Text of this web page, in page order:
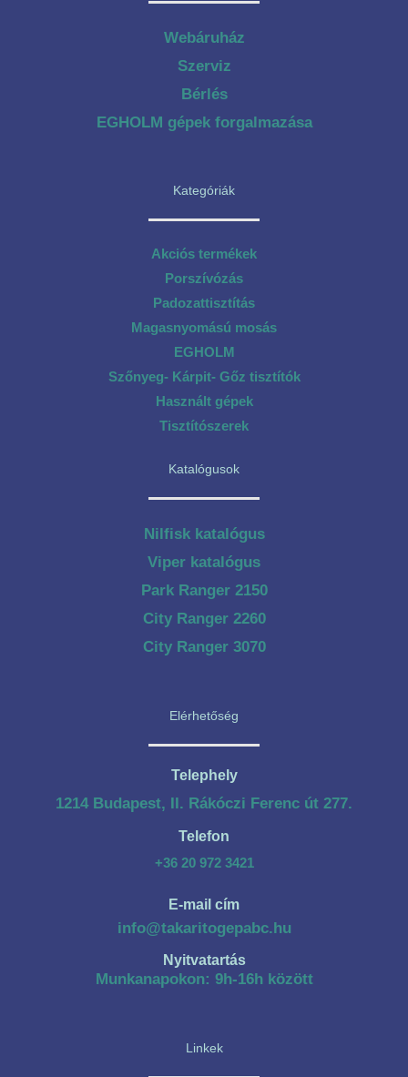
Webáruház
Szerviz
Bérlés
EGHOLM gépek forgalmazása
Kategóriák
Akciós termékek
Porszívózás
Padozattisztítás
Magasnyomású mosás
EGHOLM
Szőnyeg- Kárpit- Gőz tisztítók
Használt gépek
Tisztítószerek
Katalógusok
Nilfisk katalógus
Viper katalógus
Park Ranger 2150
City Ranger 2260
City Ranger 3070
Elérhetőség
Telephely
1214 Budapest, II. Rákóczi Ferenc út 277.
Telefon
+36 20 972 3421
E-mail cím
info@takaritogepabc.hu
Nyitvatartás
Munkanapokon: 9h-16h között
Linkek